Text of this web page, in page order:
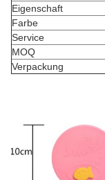
Eigenschaft
Farbe
Service
MOQ
Verpackung